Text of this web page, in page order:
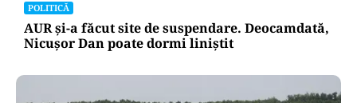
POLITICĂ
AUR și-a făcut site de suspendare. Deocamdată,
Nicușor Dan poate dormi liniștit